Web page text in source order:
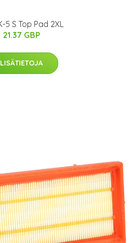
5 S Top Pad 2XL
21.37 GBP
LISÄTIETOJA